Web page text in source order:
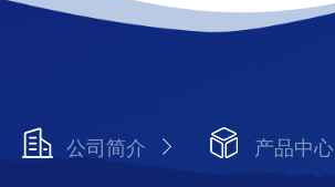
公司简介 产品中心